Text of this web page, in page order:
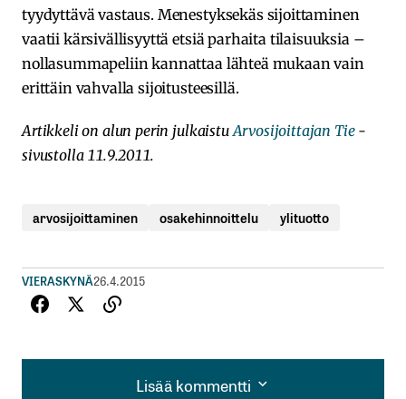
tyydyttävä vastaus. Menestyksekäs sijoittaminen
vaatii kärsivällisyyttä etsiä parhaita tilaisuuksia –
nollasummapeliin kannattaa lähteä mukaan vain
erittäin vahvalla sijoitusteesillä.
Artikkeli on alun perin julkaistu Arvosijoittajan Tie-
sivustolla 11.9.2011.
arvosijoittaminen osakehinnoittelu ylituotto
VIERASKYNÄ26.4.2015
Lisää kommentti